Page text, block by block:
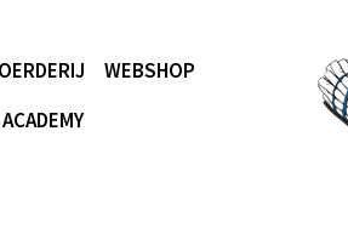
WEBSHOP